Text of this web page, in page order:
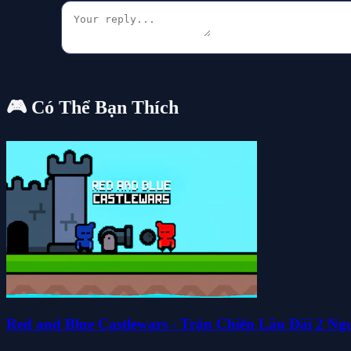
🎮 Có Thể Bạn Thích
Red and Blue Castlewars - Trận Chiến Lâu Đài 2